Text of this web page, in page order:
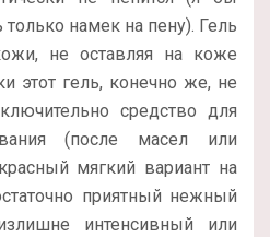
только намек на пену). Гель
не оставляя на коже
этот гель, конечно же, не
средство для
(после масел или
мягкий вариант на
приятный нежный
интенсивный или